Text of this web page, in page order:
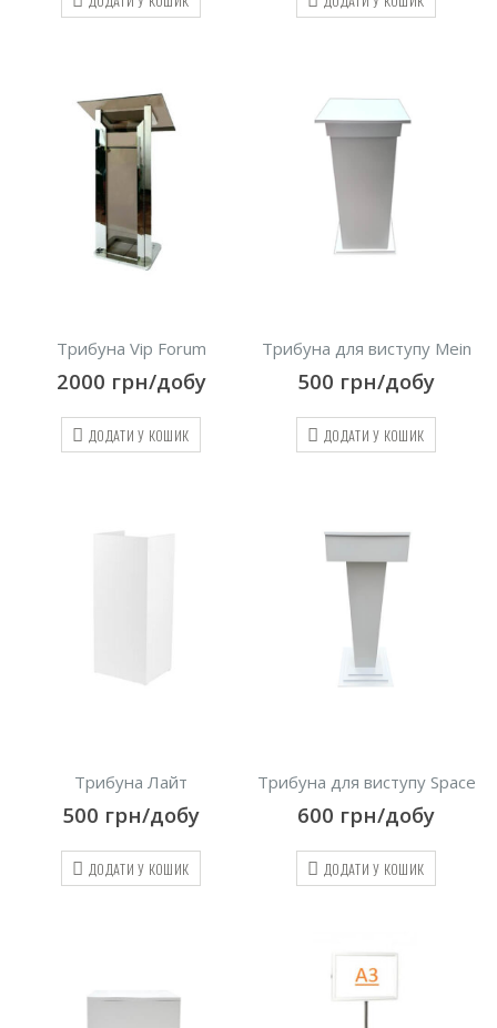
Трибуна Vip Forum
2000 грн/добу
ДОДАТИ У КОШИК
Трибуна для виступу Mein
500 грн/добу
ДОДАТИ У КОШИК
Трибуна Лайт
500 грн/добу
ДОДАТИ У КОШИК
Трибуна для виступу Space
600 грн/добу
ДОДАТИ У КОШИК